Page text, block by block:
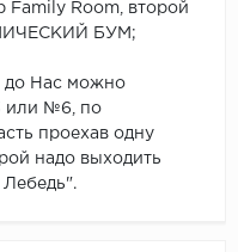
Family Room, второй
БУМ;
до Нас можно
или №6, по
проехав одну
надо выходить
Лебедь".